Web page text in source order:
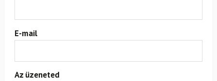
E-mail
Az üzeneted